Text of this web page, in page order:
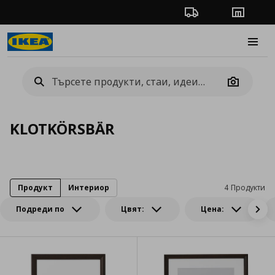
Проследяване на
Camera
KLOTKÖRSBÄR
Подреди по Цвят: Цена:
4 Продукти
Продукт Интериор